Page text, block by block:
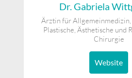
Dr. Gabriela
Ärztin für
Plastische, Ästhetische und
Chirurgie
Website